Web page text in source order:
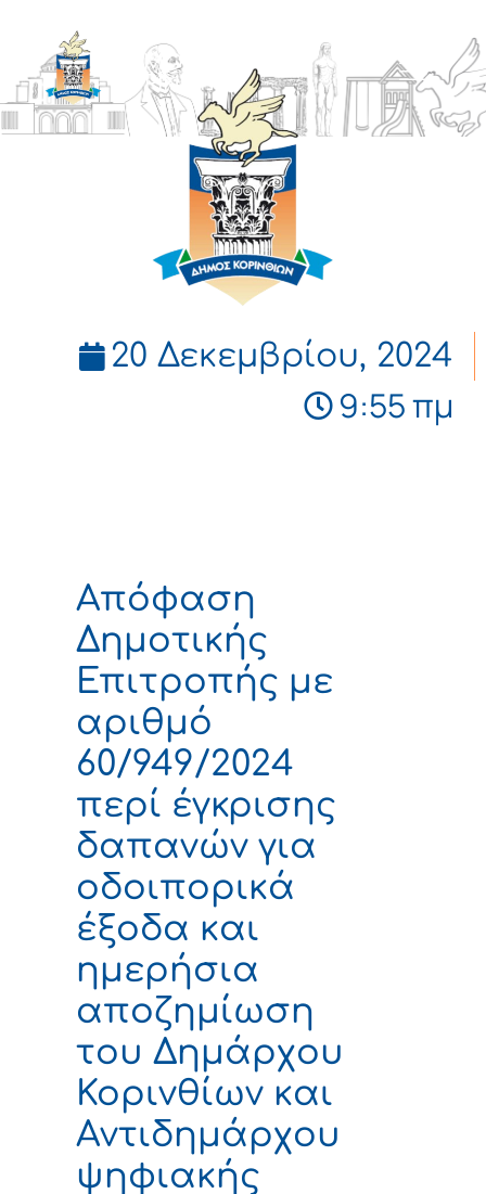
ΔΗΜΟΣ
ΚΟΡΙΝΘΙΩΝ
20 Δεκεμβρίου, 2024
9:55 πμ
Απόφαση
Δημοτικής
Επιτροπής με
αριθμό
60/949/2024
περί έγκρισης
δαπανών για
οδοιπορικά
έξοδα και
ημερήσια
αποζημίωση
του Δημάρχου
Κορινθίων και
Αντιδημάρχου
ψηφιακής